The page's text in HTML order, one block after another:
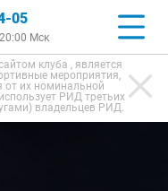
05
Мск
клуба , является
мероприятия,
от их номинальной
РИД третьих
владельцев РИД.